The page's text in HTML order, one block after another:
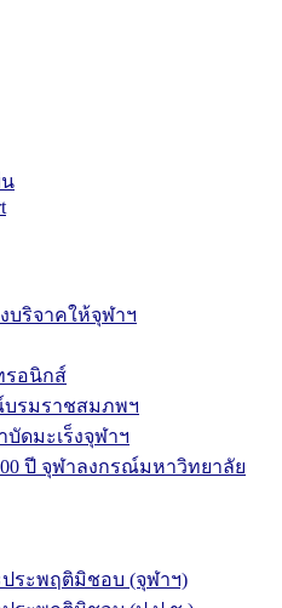
บริจาคให้จุฬาฯ
รอนิกส์
รมราชสมภพฯ
ดมะเร็งจุฬาฯ
ปี จุฬาลงกรณ์มหาวิทยาลัย
ประพฤติมิชอบ (จุฬาฯ)